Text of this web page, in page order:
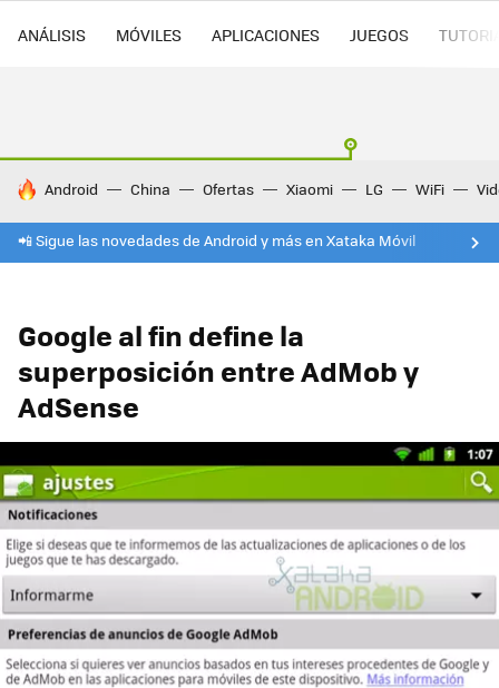
ANÁLISIS MÓVILES APLICACIONES JUEGOS
HOY SE HABLA DE
Android China Ofertas Xiaomi LG WiFi
📲 Sigue las novedades de Android y más en Xataka Móvil
Google al fin define la
superposición entre AdMob y
AdSense